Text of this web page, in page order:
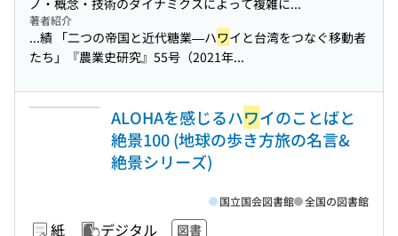
ノ・概念・技術のダイナミクスによって複雑に...
著者紹介
...績 「二つの帝国と近代糖業—ハワイと台湾をつなぐ移動者
たち」『農業史研究』55号（2021年...
ALOHAを感じるハワイのことばと
絶景100 (地球の歩き方旅の名言&
絶景シリーズ)
紙 デジタル 図書
国立国会図書館 全国の図書館